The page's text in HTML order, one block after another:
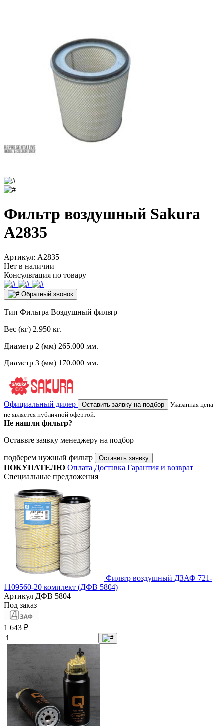
Фильтр воздушный Sakura
A2835
Артикул: A2835
Нет в наличии
Консультация по товару
Обратный звонок
Тип Фильтра Воздушный фильтр
Вес (кг) 2.950 кг.
Диаметр 2 (мм) 265.000 мм.
Диаметр 3 (мм) 170.000 мм.
Официальный дилер Оставить заявку на подбор
Указанная цена
не является публичной офертой.
Не нашли фильтр?
Оставьте заявку менеджеру на подбор
подберем нужный фильтр Оставить заявку
ПОКУПАТЕЛЮ Оплата Доставка Гарантия и возврат
Специальные предложения
Фильтр воздушный ДЗАФ 721-
1109560-20 комплект (ДФВ 5804)
Артикул ДФВ 5804
Под заказ
1 643 ₽